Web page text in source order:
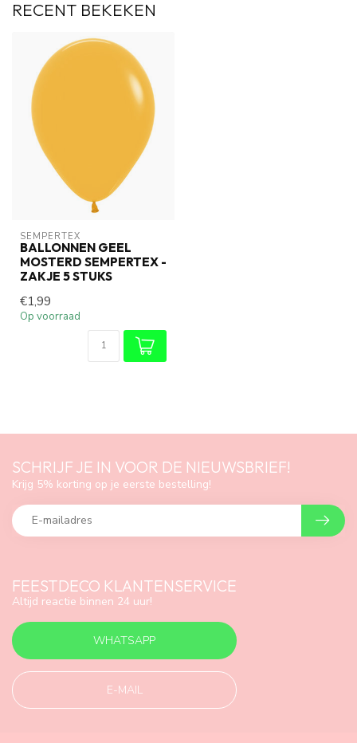
RECENT BEKEKEN
SEMPERTEX
BALLONNEN GEEL
MOSTERD SEMPERTEX -
ZAKJE 5 STUKS
€1,99
Op voorraad
FEESTDECO KLANTENSERVICE
Altijd reactie binnen 24 uur!
WHATSAPP
E-MAIL
SCHRIJF JE IN VOOR DE NIEUWSBRIEF!
Krijg 5% korting op je eerste bestelling!